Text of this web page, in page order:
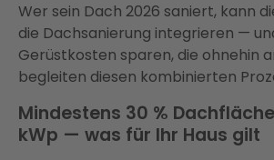
Wer sein Dach 2026 saniert, kann
die Dachsanierung integrieren —
Gerüstkosten sparen, die ohnehin
begleiten diesen kombinierten
Mindestens 30 %
kWp — was für Ihr Haus gilt